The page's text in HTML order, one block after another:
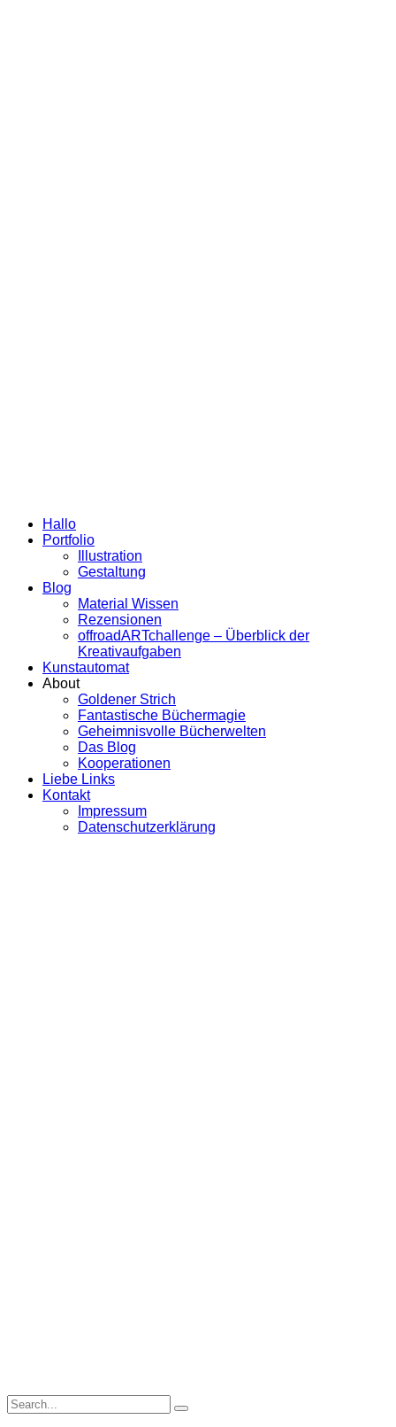
Hallo
Portfolio
Illustration
Gestaltung
Blog
Material Wissen
Rezensionen
offroadARTchallenge – Überblick der
Kreativaufgaben
Kunstautomat
About
Goldener Strich
Fantastische Büchermagie
Geheimnisvolle Bücherwelten
Das Blog
Kooperationen
Liebe Links
Kontakt
Impressum
Datenschutzerklärung